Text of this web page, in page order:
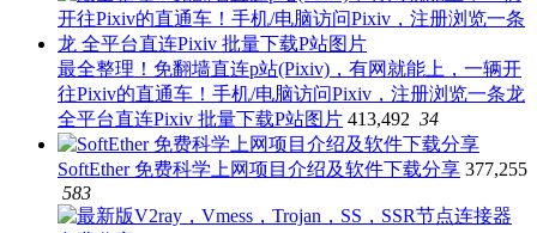
最全整理！免翻墙直连p站(Pixiv)，有网就能上，一辆开
往Pixiv的直通车！手机/电脑访问Pixiv，注册浏览一条龙
全平台直连Pixiv 批量下载P站图片 413,492 34
SoftEther 免费科学上网项目介绍及软件下载分享 377,255
583